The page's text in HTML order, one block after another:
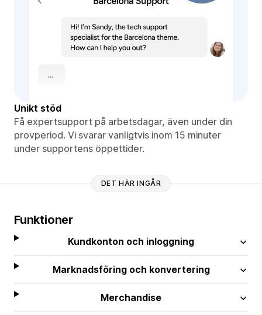
Unikt stöd
Få expertsupport på arbetsdagar, även under din
provperiod. Vi svarar vanligtvis inom 15 minuter
under supportens öppettider.
DET HÄR INGÅR
Funktioner
Kundkonton och inloggning
Marknadsföring och konvertering
Merchandise